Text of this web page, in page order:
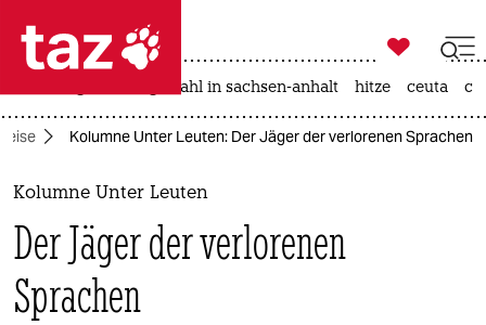
 taz zahl ich
taz zahl ich
themen
politik
öko

taz zahl ich
landtagswahl in sachsen-anhalt hitze ceuta
Kolumne Unter Leuten: Der Jäger der verlorenen Sprachen
Kolumne Unter Leuten
Der Jäger der verlorenen
Sprachen